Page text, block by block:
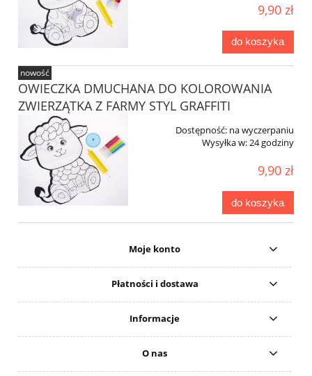
9,90 zł
do koszyka
OWIECZKA DMUCHANA DO KOLOROWANIA
ZWIERZĄTKA Z FARMY STYL GRAFFITI
Dostępność: na wyczerpaniu
Wysyłka w:24 godziny
9,90 zł
do koszyka
nowość
Moje konto
Płatności i dostawa
Informacje
O nas